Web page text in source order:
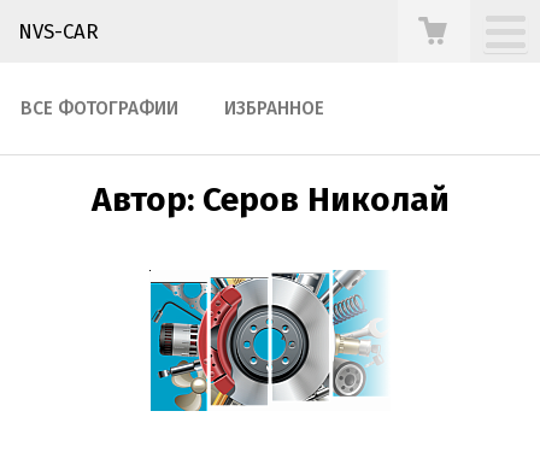
NVS-CAR
ВСЕ ФОТОГРАФИИ ИЗБРАННОЕ
Автор: Серов Николай